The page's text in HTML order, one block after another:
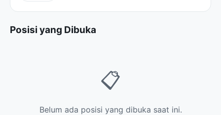
Posisi yang Dibuka
📋
Belum ada posisi yang dibuka saat ini.